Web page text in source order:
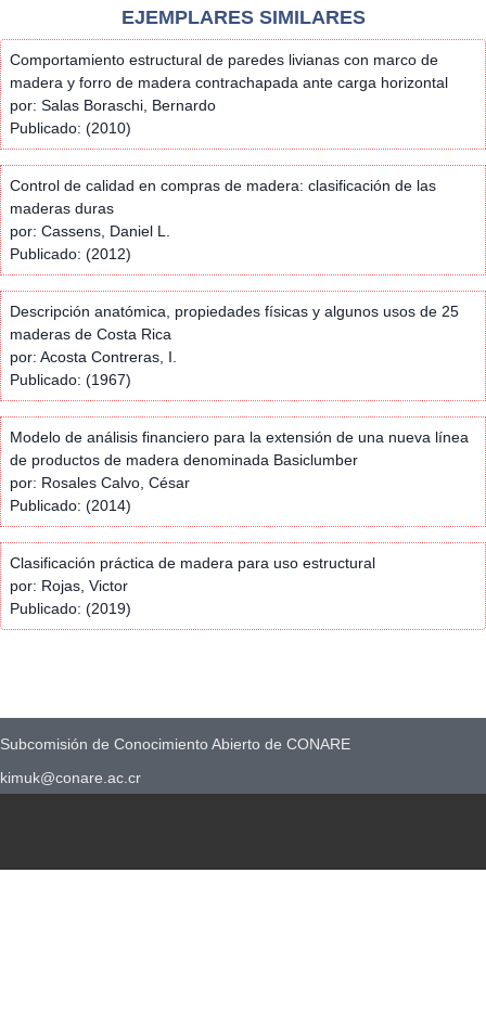
EJEMPLARES SIMILARES
Comportamiento estructural de paredes livianas con marco de
madera y forro de madera contrachapada ante carga horizontal
por: Salas Boraschi, Bernardo
Publicado: (2010)
Control de calidad en compras de madera: clasificación de las
maderas duras
por: Cassens, Daniel L.
Publicado: (2012)
Descripción anatómica, propiedades físicas y algunos usos de 25
maderas de Costa Rica
por: Acosta Contreras, I.
Publicado: (1967)
Modelo de análisis financiero para la extensión de una nueva línea
de productos de madera denominada Basiclumber
por: Rosales Calvo, César
Publicado: (2014)
Clasificación práctica de madera para uso estructural
por: Rojas, Victor
Publicado: (2019)
Subcomisión de Conocimiento Abierto de CONARE
kimuk@conare.ac.cr